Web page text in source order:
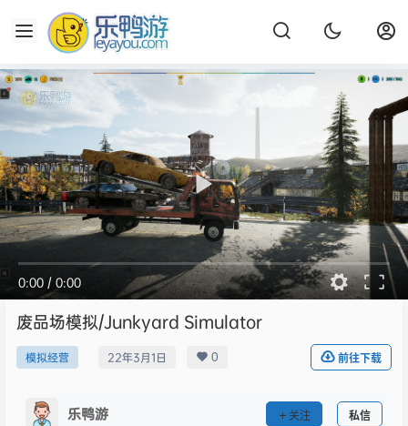
0:00 / 0:00
废品场模拟/Junkyard Simulator
模拟经营 22年3月1日 0 前往下载
乐鸭游 关注 私信